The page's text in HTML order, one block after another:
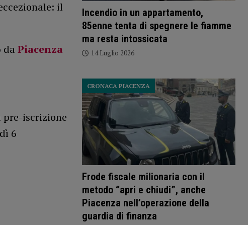
il
da Piacenza
pre-iscrizione
6
Incendio in un appartamento,
85enne tenta di spegnere le fiamme
ma resta intossicata
14 Luglio 2026
Frode fiscale milionaria con il
metodo “apri e chiudi”, anche
Piacenza nell’operazione della
guardia di finanza
CRONACA PIACENZA